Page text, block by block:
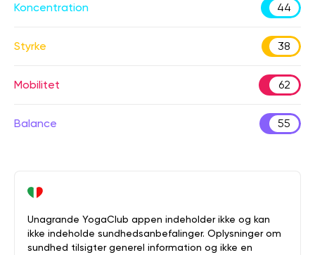
Koncentration 44
Styrke 38
Mobilitet 62
Balance 55
Unagrande YogaClub appen indeholder ikke og kan
ikke indeholde sundhedsanbefalinger. Oplysninger om
sundhed tilsigter generel information og ikke en